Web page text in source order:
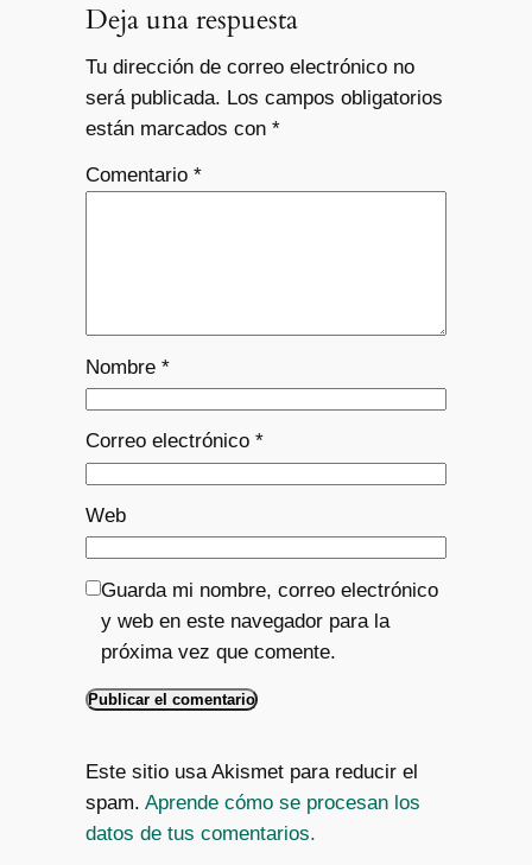
Deja una respuesta
Tu dirección de correo electrónico no
será publicada. Los campos obligatorios
están marcados con *
Comentario *
Nombre *
Correo electrónico *
Web
Guarda mi nombre, correo electrónico
y web en este navegador para la
próxima vez que comente.
Este sitio usa Akismet para reducir el
spam. Aprende cómo se procesan los
datos de tus comentarios.